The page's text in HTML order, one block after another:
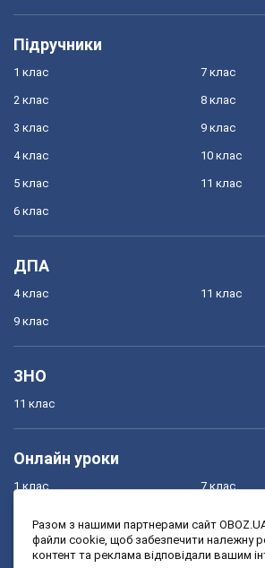
Підручники
1 клас
2 клас
3 клас
4 клас
5 клас
6 клас
7 клас
8 клас
9 клас
10 клас
11 клас
ДПА
4 клас
9 клас
11 клас
ЗНО
11 клас
Онлайн уроки
1 клас
3 клас
7 клас
9 клас
Разом з нашими партнерами сайт
файли cookie, щоб забезпечити належну
контент та реклама відповідали вашим